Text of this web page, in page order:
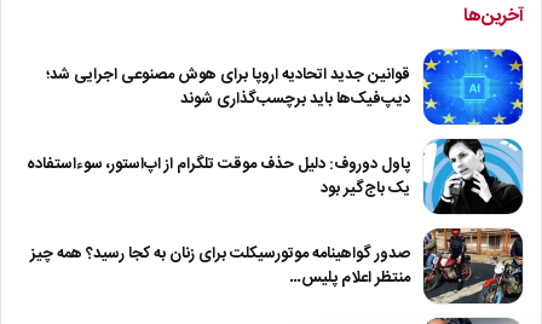
آخرین‌ها
قوانین جدید اتحادیه اروپا برای هوش مصنوعی اجرایی شد؛
دیپ‌فیک‌ها باید برچسب‌گذاری شوند
پاول دوروف: دلیل حذف موقت تلگرام از اپ‌استور، سوءاستفاده
یک باج‌گیر بود
صدور گواهینامه موتورسیکلت برای زنان به کجا رسید؟ همه چیز
منتظر اعلام پلیس…